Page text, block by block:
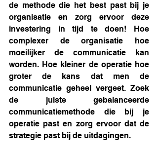
de methode die het best past bij je
organisatie en zorg ervoor deze
investering in tijd te doen! Hoe
complexer de organisatie hoe
moeilijker de communicatie kan
worden. Hoe kleiner de operatie hoe
groter de kans dat men de
communicatie geheel vergeet. Zoek
de juiste gebalanceerde
communicatiemethode die bij je
operatie past en zorg ervoor dat de
strategie past bij de uitdagingen.